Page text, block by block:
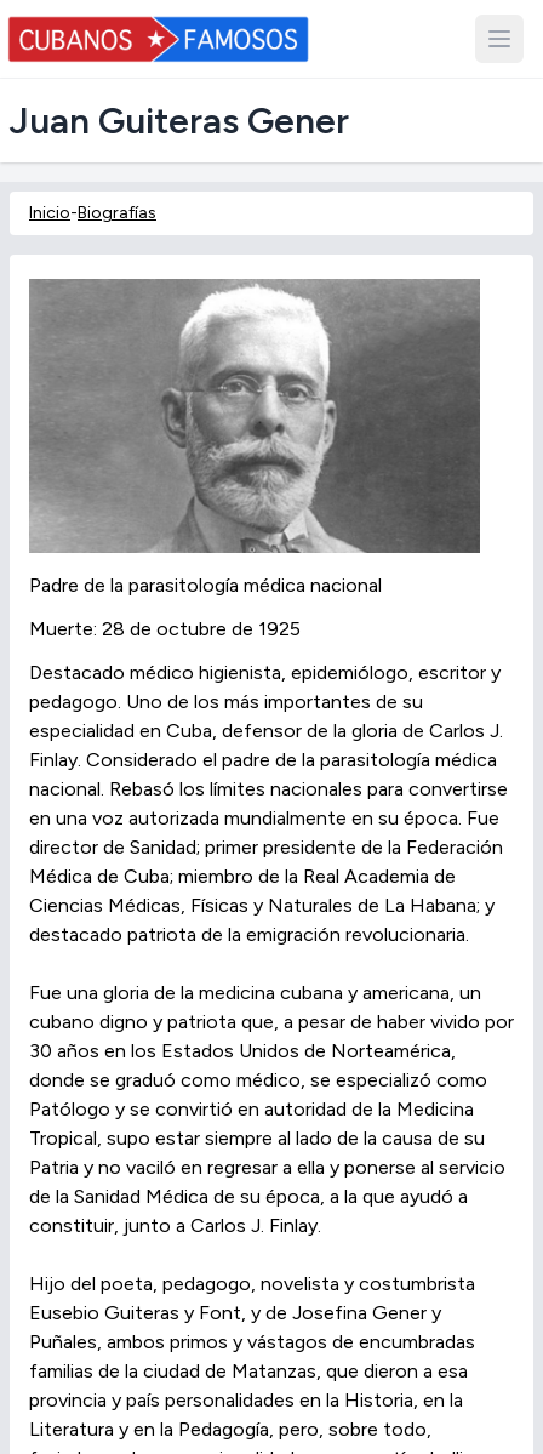
Juan Guiteras Gener
Inicio-Biografías
Padre de la parasitología médica nacional
Muerte: 28 de octubre de 1925
Destacado médico higienista, epidemiólogo, escritor y
pedagogo. Uno de los más importantes de su
especialidad en Cuba, defensor de la gloria de Carlos J.
Finlay. Considerado el padre de la parasitología médica
nacional. Rebasó los límites nacionales para convertirse
en una voz autorizada mundialmente en su época. Fue
director de Sanidad; primer presidente de la Federación
Médica de Cuba; miembro de la Real Academia de
Ciencias Médicas, Físicas y Naturales de La Habana; y
destacado patriota de la emigración revolucionaria.
Fue una gloria de la medicina cubana y americana, un
cubano digno y patriota que, a pesar de haber vivido por
30 años en los Estados Unidos de Norteamérica,
donde se graduó como médico, se especializó como
Patólogo y se convirtió en autoridad de la Medicina
Tropical, supo estar siempre al lado de la causa de su
Patria y no vaciló en regresar a ella y ponerse al servicio
de la Sanidad Médica de su época, a la que ayudó a
constituir, junto a Carlos J. Finlay.
Hijo del poeta, pedagogo, novelista y costumbrista
Eusebio Guiteras y Font, y de Josefina Gener y
Puñales, ambos primos y vástagos de encumbradas
familias de la ciudad de Matanzas, que dieron a esa
provincia y país personalidades en la Historia, en la
Literatura y en la Pedagogía, pero, sobre todo,